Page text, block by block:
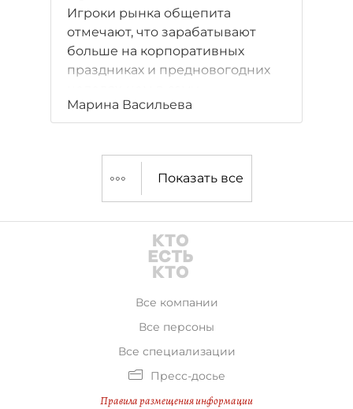
Игроки рынка общепита
отмечают, что зарабатывают
больше на корпоративных
праздниках и предновогодних
новогоднюю ночь. Всего около
120 из 6 тыс. петербургских
декабря на 1 января.
Марина Васильева
Показать все
Все компании
Все персоны
Все специализации
Пресс-досье
Правила размещения информации